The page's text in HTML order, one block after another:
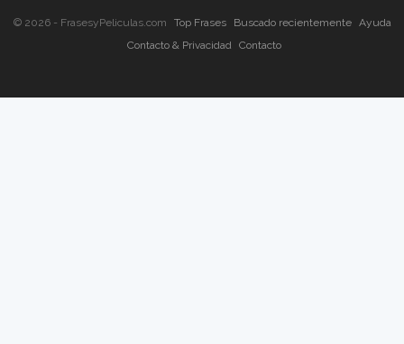
© 2026 - FrasesyPeliculas.com Top Frases Buscado recientemente
Ayuda
Contacto & Privacidad
Contacto